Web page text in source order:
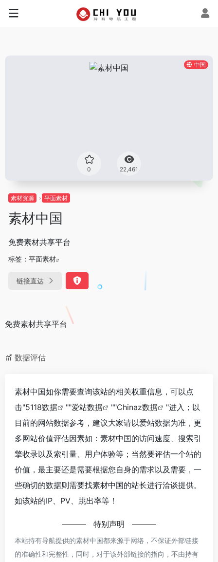
中国
0 22,461
素材资源 平面素材
素材中国
免费素材共享平台
标签： 平面素材
链接直达
免费素材共享平台
数据评估
素材中国如你需要查询该站的相关权重信息，可以点
击"5118数据 ""爱站数据 ""Chinaz数据
"进入；以
目前的网站数据参考，建议大家请以爱站数据为准，更
多网站价值评估因素如：素材中国的访问速度、搜索引
擎收录以及索引量、用户体验等；当然要评估一个站的
价值，最主要还是需要根据您自身的需求以及需要，一
些确切的数据则需要找素材中国的站长进行洽谈提供。
如该站的IP、PV、跳出率等！
特别声明
本站持有导航提供的素材中国都来源于网络，不保证外部链接
的准确性和完整性，同时，对于该外部链接的指向，不由持有